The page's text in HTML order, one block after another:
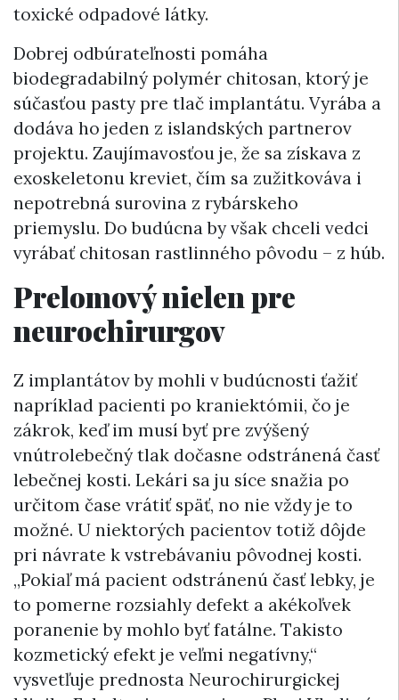
toxické odpadové látky.
Dobrej odbúrateľnosti pomáha
biodegradabilný polymér chitosan, ktorý je
súčasťou pasty pre tlač implantátu. Vyrába a
dodáva ho jeden z islandských partnerov
projektu. Zaujímavosťou je, že sa získava z
exoskeletonu kreviet, čím sa zužitkováva i
nepotrebná surovina z rybárskeho
priemyslu. Do budúcna by však chceli vedci
vyrábať chitosan rastlinného pôvodu – z húb.
Prelomový nielen pre
neurochirurgov
Z implantátov by mohli v budúcnosti ťažiť
napríklad pacienti po kraniektómii, čo je
zákrok, keď im musí byť pre zvýšený
vnútrolebečný tlak dočasne odstránená časť
lebečnej kosti. Lekári sa ju síce snažia po
určitom čase vrátiť späť, no nie vždy je to
možné. U niektorých pacientov totiž dôjde
pri návrate k vstrebávaniu pôvodnej kosti.
„Pokiaľ má pacient odstránenú časť lebky, je
to pomerne rozsiahly defekt a akékoľvek
poranenie by mohlo byť fatálne. Takisto
kozmetický efekt je veľmi negatívny,“
vysvetľuje prednosta Neurochirurgickej